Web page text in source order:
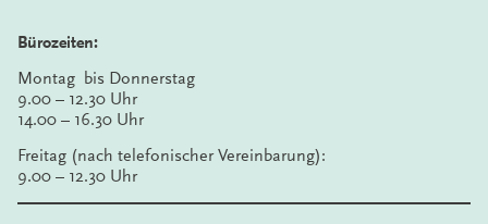
Bürozeiten:
Montag bis Donnerstag
9.00 – 12.30 Uhr
14.00 – 16.30 Uhr
Freitag (nach telefonischer Vereinbarung):
9.00 – 12.30 Uhr